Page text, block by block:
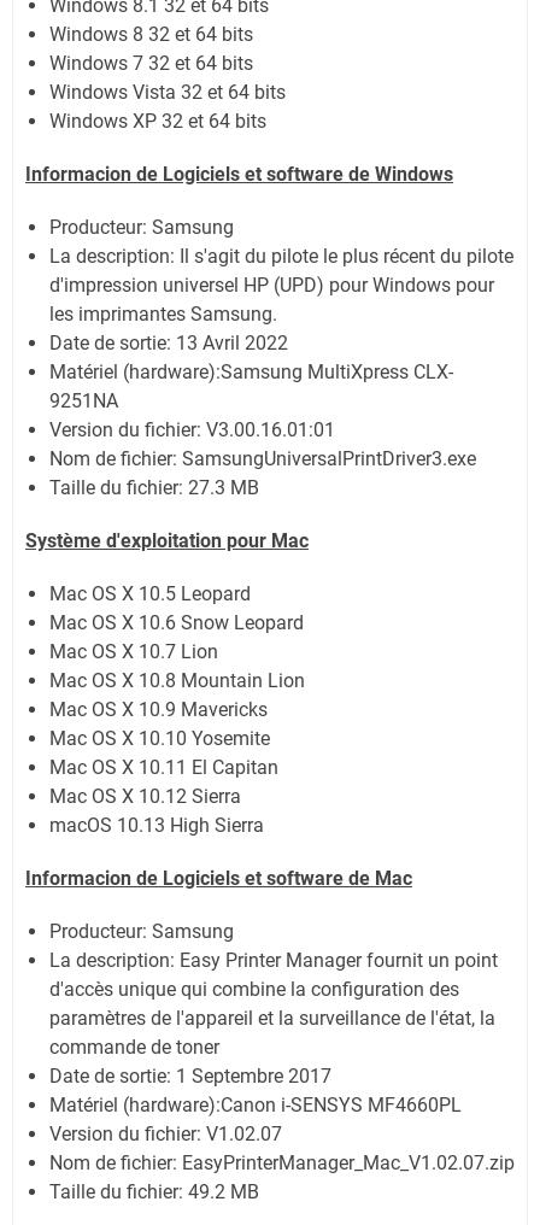
Windows 8.1 32 et 64 bits
Windows 8 32 et 64 bits
Windows 7 32 et 64 bits
Windows Vista 32 et 64 bits
Windows XP 32 et 64 bits
Informacion de Logiciels et software de Windows
Producteur: Samsung
La description: Il s'agit du pilote le plus récent du pilote
d'impression universel HP (UPD) pour Windows pour
les imprimantes Samsung.
Date de sortie: 13 Avril 2022
Matériel (hardware):Samsung MultiXpress CLX-
9251NA
Version du fichier: V3.00.16.01:01
Nom de fichier: SamsungUniversalPrintDriver3.exe
Taille du fichier: 27.3 MB
Système d'exploitation pour Mac
Mac OS X 10.5 Leopard
Mac OS X 10.6 Snow Leopard
Mac OS X 10.7 Lion
Mac OS X 10.8 Mountain Lion
Mac OS X 10.9 Mavericks
Mac OS X 10.10 Yosemite
Mac OS X 10.11 El Capitan
Mac OS X 10.12 Sierra
macOS 10.13 High Sierra
Informacion de Logiciels et software de Mac
Producteur: Samsung
La description: Easy Printer Manager fournit un point
d'accès unique qui combine la configuration des
paramètres de l'appareil et la surveillance de l'état, la
commande de toner
Date de sortie: 1 Septembre 2017
Matériel (hardware):Canon i-SENSYS MF4660PL
Version du fichier: V1.02.07
Nom de fichier: EasyPrinterManager_Mac_V1.02.07.zip
Taille du fichier: 49.2 MB